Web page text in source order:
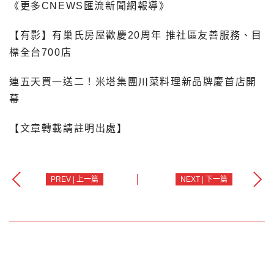
《更多CNEWS匯流新聞網報導》
【有影】有巢氏房屋歡慶20周年 推社區友善服務、目
標全台700店
連五天買一送二！米塔集團川菜料理新品牌慶首店開
幕
【文章轉載請註明出處】
PREV | 上一篇 NEXT | 下一篇